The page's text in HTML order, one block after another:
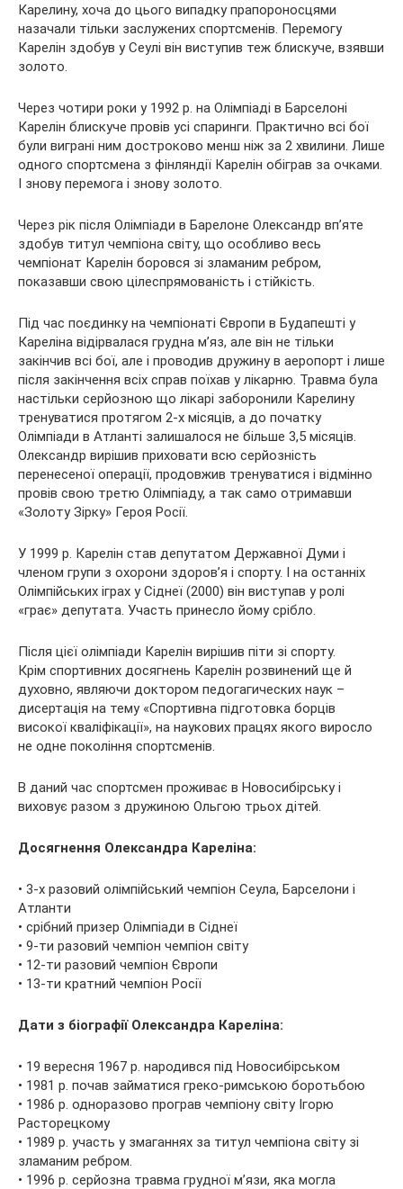
Карелину, хоча до цього випадку прапороносцями
назачали тільки заслужених спортсменів. Перемогу
Карелін здобув у Сеулі він виступив теж блискуче, взявши
золото.
Через чотири роки у 1992 р. на Олімпіаді в Барселоні
Карелін блискуче провів усі спаринги. Практично всі бої
були виграні ним достроково менш ніж за 2 хвилини. Лише
одного спортсмена з фінляндії Карелін обіграв за очками.
І знову перемога і знову золото.
Через рік після Олімпіади в Барелоне Олександр вп’яте
здобув титул чемпіона світу, що особливо весь
чемпіонат Карелін боровся зі зламаним ребром,
показавши свою цілеспрямованість і стійкість.
Під час поєдинку на чемпіонаті Європи в Будапешті у
Кареліна відірвалася грудна м’яз, але він не тільки
закінчив всі бої, але і проводив дружину в аеропорт і лише
після закінчення всіх справ поїхав у лікарню. Травма була
настільки серйозною що лікарі заборонили Карелину
тренуватися протягом 2-х місяців, а до початку
Олімпіади в Атланті залишалося не більше 3,5 місяців.
Олександр вирішив приховати всю серйозність
перенесеної операції, продовжив тренуватися і відмінно
провів свою третю Олімпіаду, а так само отримавши
«Золоту Зірку» Героя Росії.
У 1999 р. Карелін став депутатом Державної Думи і
членом групи з охорони здоров’я і спорту. І на останніх
Олімпійських іграх у Сіднеї (2000) він виступав у ролі
«грає» депутата. Участь принесло йому срібло.
Після цієї олімпіади Карелін вирішив піти зі спорту.
Крім спортивних досягнень Карелін розвинений ще й
духовно, являючи доктором педогагических наук –
дисертація на тему «Спортивна підготовка борців
високої кваліфікації», на наукових працях якого виросло
не одне покоління спортсменів.
В даний час спортсмен проживає в Новосибірську і
виховує разом з дружиною Ольгою трьох дітей.
Досягнення Олександра Кареліна:
• 3-х разовий олімпійський чемпіон Сеула, Барселони і
Атланти
• срібний призер Олімпіади в Сіднеї
• 9-ти разовий чемпіон чемпіон світу
• 12-ти разовий чемпіон Європи
• 13-ти кратний чемпіон Росії
Дати з біографії Олександра Кареліна:
• 19 вересня 1967 р. народився під Новосибірськом
• 1981 р. почав займатися греко-римською боротьбою
• 1986 р. одноразово програв чемпіону світу Ігорю
Расторецкому
• 1989 р. участь у змаганнях за титул чемпіона світу зі
зламаним ребром.
• 1996 р. серйозна травма грудної м’язи, яка могла